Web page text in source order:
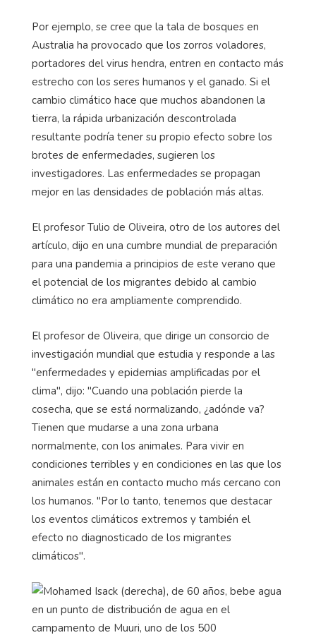
Por ejemplo, se cree que la tala de bosques en
Australia ha provocado que los zorros voladores,
portadores del virus hendra, entren en contacto más
estrecho con los seres humanos y el ganado. Si el
cambio climático hace que muchos abandonen la
tierra, la rápida urbanización descontrolada
resultante podría tener su propio efecto sobre los
brotes de enfermedades, sugieren los
investigadores. Las enfermedades se propagan
mejor en las densidades de población más altas.
El profesor Tulio de Oliveira, otro de los autores del
artículo, dijo en una cumbre mundial de preparación
para una pandemia a principios de este verano que
el potencial de los migrantes debido al cambio
climático no era ampliamente comprendido.
El profesor de Oliveira, que dirige un consorcio de
investigación mundial que estudia y responde a las
"enfermedades y epidemias amplificadas por el
clima", dijo: "Cuando una población pierde la
cosecha, que se está normalizando, ¿adónde va?
Tienen que mudarse a una zona urbana
normalmente, con los animales. Para vivir en
condiciones terribles y en condiciones en las que los
animales están en contacto mucho más cercano con
los humanos. "Por lo tanto, tenemos que destacar
los eventos climáticos extremos y también el
efecto no diagnosticado de los migrantes
climáticos".